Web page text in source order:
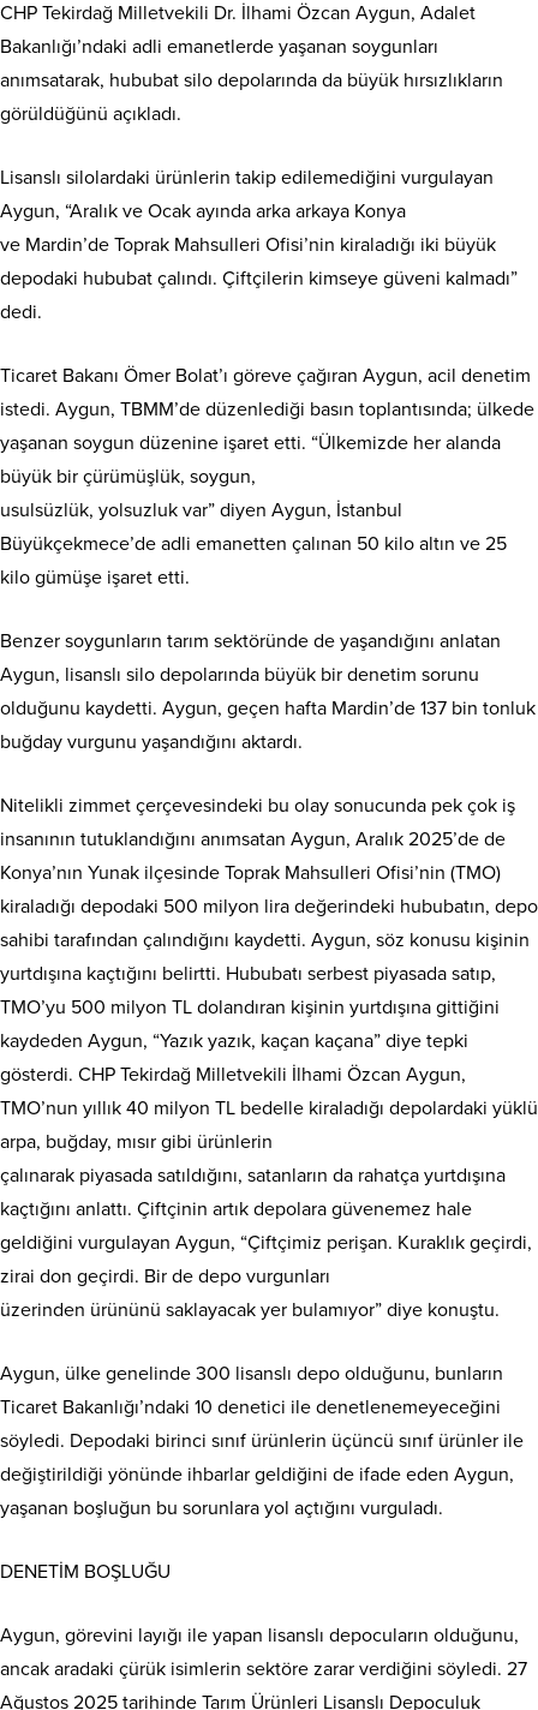
CHP Tekirdağ Milletvekili Dr. İlhami Özcan Aygun, Adalet
Bakanlığı’ndaki adli emanetlerde yaşanan soygunları
anımsatarak, hububat silo depolarında da büyük hırsızlıkların
görüldüğünü açıkladı.
Lisanslı silolardaki ürünlerin takip edilemediğini vurgulayan
Aygun, “Aralık ve Ocak ayında arka arkaya Konya
ve Mardin’de Toprak Mahsulleri Ofisi’nin kiraladığı iki büyük
depodaki hububat çalındı. Çiftçilerin kimseye güveni kalmadı”
dedi.
Ticaret Bakanı Ömer Bolat’ı göreve çağıran Aygun, acil denetim
istedi. Aygun, TBMM’de düzenlediği basın toplantısında; ülkede
yaşanan soygun düzenine işaret etti. “Ülkemizde her alanda
büyük bir çürümüşlük, soygun,
usulsüzlük, yolsuzluk var” diyen Aygun, İstanbul
Büyükçekmece’de adli emanetten çalınan 50 kilo altın ve 25
kilo gümüşe işaret etti.
Benzer soygunların tarım sektöründe de yaşandığını anlatan
Aygun, lisanslı silo depolarında büyük bir denetim sorunu
olduğunu kaydetti. Aygun, geçen hafta Mardin’de 137 bin tonluk
buğday vurgunu yaşandığını aktardı.
Nitelikli zimmet çerçevesindeki bu olay sonucunda pek çok iş
insanının tutuklandığını anımsatan Aygun, Aralık 2025’de de
Konya’nın Yunak ilçesinde Toprak Mahsulleri Ofisi’nin (TMO)
kiraladığı depodaki 500 milyon lira değerindeki hububatın, depo
sahibi tarafından çalındığını kaydetti. Aygun, söz konusu kişinin
yurtdışına kaçtığını belirtti. Hububatı serbest piyasada satıp,
TMO’yu 500 milyon TL dolandıran kişinin yurtdışına gittiğini
kaydeden Aygun, “Yazık yazık, kaçan kaçana” diye tepki
gösterdi. CHP Tekirdağ Milletvekili İlhami Özcan Aygun,
TMO’nun yıllık 40 milyon TL bedelle kiraladığı depolardaki yüklü
arpa, buğday, mısır gibi ürünlerin
çalınarak piyasada satıldığını, satanların da rahatça yurtdışına
kaçtığını anlattı. Çiftçinin artık depolara güvenemez hale
geldiğini vurgulayan Aygun, “Çiftçimiz perişan. Kuraklık geçirdi,
zirai don geçirdi. Bir de depo vurgunları
üzerinden ürününü saklayacak yer bulamıyor” diye konuştu.
Aygun, ülke genelinde 300 lisanslı depo olduğunu, bunların
Ticaret Bakanlığı’ndaki 10 denetici ile denetlenemeyeceğini
söyledi. Depodaki birinci sınıf ürünlerin üçüncü sınıf ürünler ile
değiştirildiği yönünde ihbarlar geldiğini de ifade eden Aygun,
yaşanan boşluğun bu sorunlara yol açtığını vurguladı.
DENETİM BOŞLUĞU
Aygun, görevini layığı ile yapan lisanslı depocuların olduğunu,
ancak aradaki çürük isimlerin sektöre zarar verdiğini söyledi. 27
Ağustos 2025 tarihinde Tarım Ürünleri Lisanslı Depoculuk